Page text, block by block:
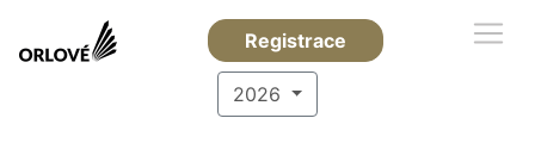
Registrace
2026